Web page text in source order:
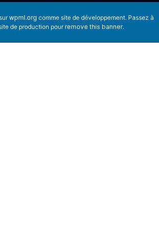
wpml.org comme site de développement. Passez à
de production pourremove this banner.